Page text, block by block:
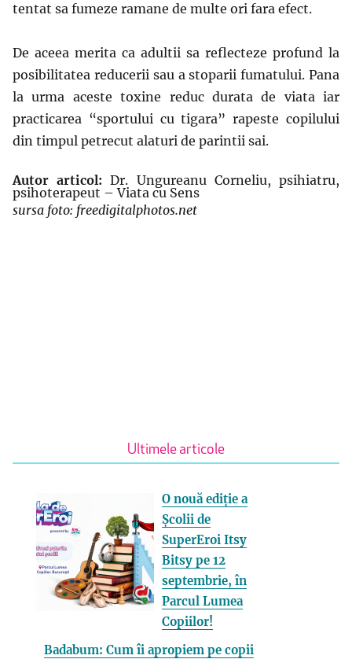
tentat sa fumeze ramane de multe ori fara efect.
De aceea merita ca adultii sa reflecteze profund la
posibilitatea reducerii sau a stoparii fumatului. Pana
la urma aceste toxine reduc durata de viata iar
practicarea “sportului cu tigara” rapeste copilului
din timpul petrecut alaturi de parintii sai.
Autor articol: Dr. Ungureanu Corneliu, psihiatru,
psihoterapeut – Viata cu Sens
sursa foto: freedigitalphotos.net
Ultimele articole
O nouă ediție a
Școlii de
SuperEroi Itsy
Bitsy pe 12
septembrie, în
Parcul Lumea
Copiilor!
Badabum: Cum îi apropiem pe copii